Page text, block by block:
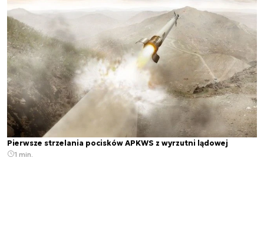
Pierwsze strzelania pocisków APKWS z wyrzutni lądowej
1 min.